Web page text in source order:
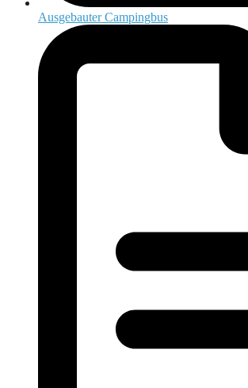
Ausgebauter Campingbus